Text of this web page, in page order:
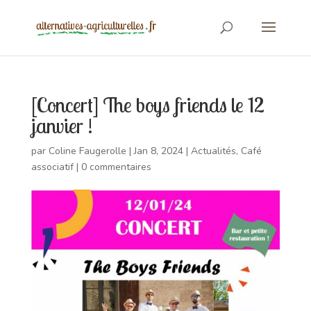
[Concert] The boys friends le 12
janvier !
par Coline Faugerolle |Jan 8, 2024| Actualités, Café
associatif| 0 commentaires